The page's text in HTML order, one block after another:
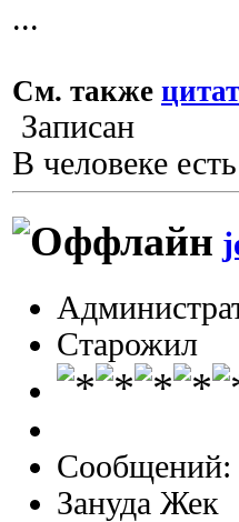
...
См. также
Записан
В человеке
Старожил
Сообщений:
Зануда Жек